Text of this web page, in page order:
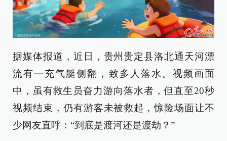
据媒体报道，近日，贵州贵定县洛北通天河漂
流有一充气艇侧翻，致多人落水。视频画面
中，虽有救生员奋力游向落水者，但直至20秒
视频结束，仍有游客未被救起，惊险场面让不
少网友直呼：“到底是渡河还是渡劫？”